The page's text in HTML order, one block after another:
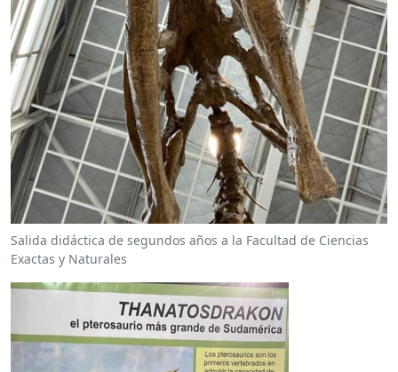
Salida didáctica de segundos años a la Facultad de Ciencias
Exactas y Naturales